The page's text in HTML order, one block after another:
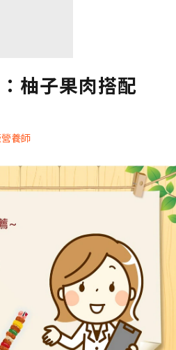
柚子果肉搭配
養師